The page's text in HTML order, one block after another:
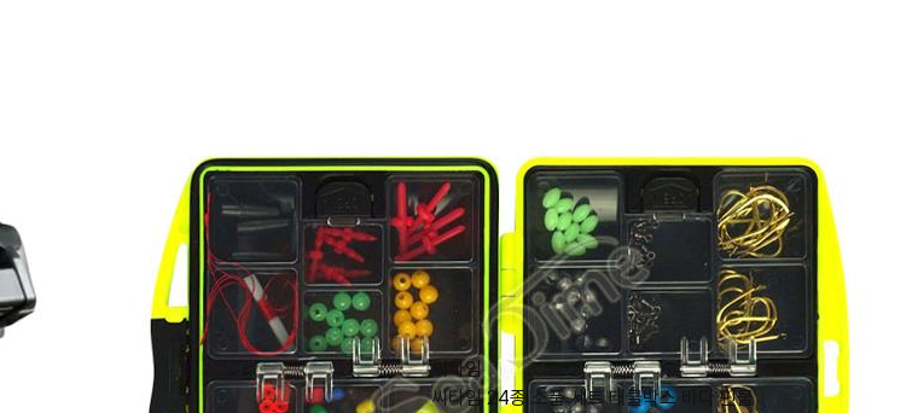
씨타임
씨타임 24종 소품 세트 태클박스 바다 민물